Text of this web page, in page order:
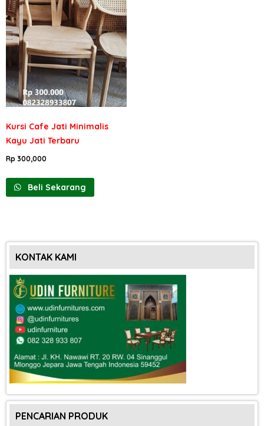
Kursi Cafe Jati Minimalis
Kayu Jati Terbaru
Rp 300,000
Beli Sekarang
KONTAK KAMI
PENCARIAN PRODUK